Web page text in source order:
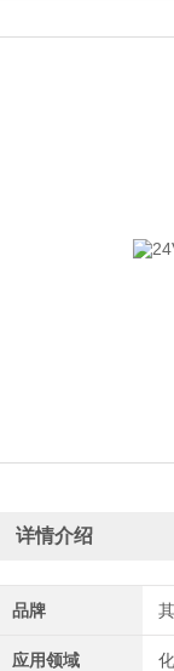
详情介绍
品牌
应用领域